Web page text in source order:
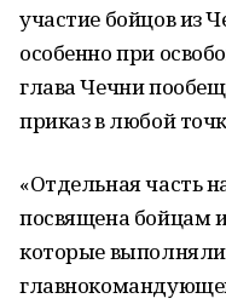
участие бойцов из
особенно при
глава Чечни
приказ в любой
«Отдельная часть
посвящена бойцам
которые выполняли